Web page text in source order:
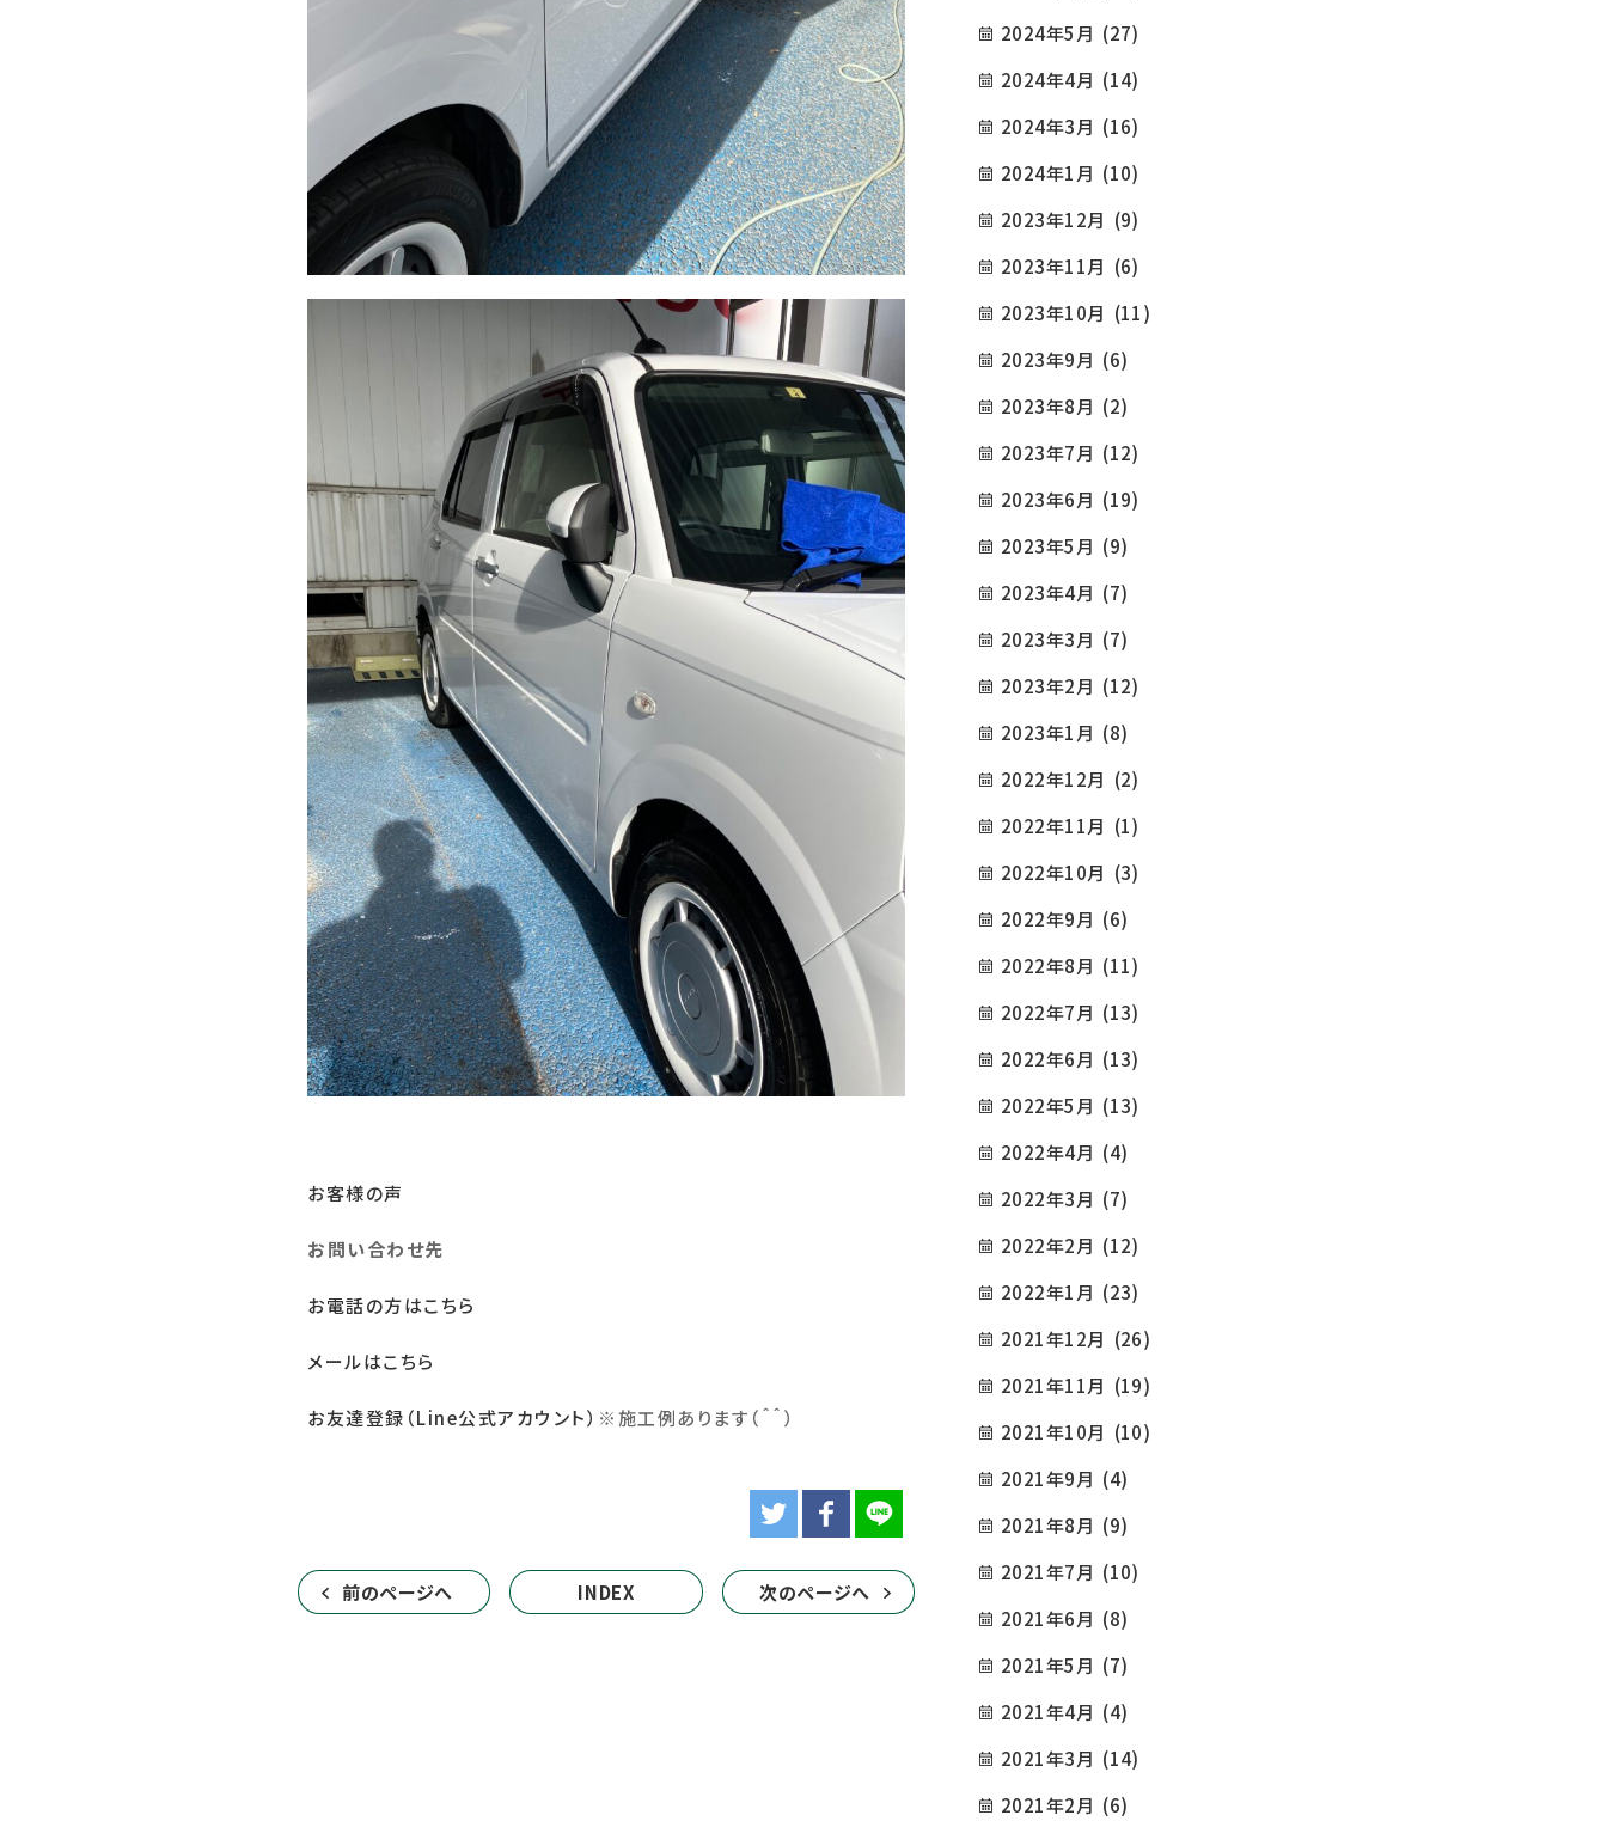
SERVICE
サービス内容
PRICE
参考価格
EXAMPLES
施工例
CAUTIONS
注意事項
PRIVACY POLICY
プライバシーポリシー
CONTACT
お問い合わせ
Tel.090-9498-3843
電話対応時間 ／ 9:00〜18:00
公式SNS
お客様の声
お問い合わせ先
お電話の方はこちら
メールはこちら
お友達登録（Line公式アカウント） ※施工例あります（＾＾）
前のページへ INDEX 次のページへ
2024年5月 (27)
2024年4月 (14)
2024年3月 (16)
2024年1月 (10)
2023年12月 (9)
2023年11月 (6)
2023年10月 (11)
2023年9月 (6)
2023年8月 (2)
2023年7月 (12)
2023年6月 (19)
2023年5月 (9)
2023年4月 (7)
2023年3月 (7)
2023年2月 (12)
2023年1月 (8)
2022年12月 (2)
2022年11月 (1)
2022年10月 (3)
2022年9月 (6)
2022年8月 (11)
2022年7月 (13)
2022年6月 (13)
2022年5月 (13)
2022年4月 (4)
2022年3月 (7)
2022年2月 (12)
2022年1月 (23)
2021年12月 (26)
2021年11月 (19)
2021年10月 (10)
2021年9月 (4)
2021年8月 (9)
2021年7月 (10)
2021年6月 (8)
2021年5月 (7)
2021年4月 (4)
2021年3月 (14)
2021年2月 (6)